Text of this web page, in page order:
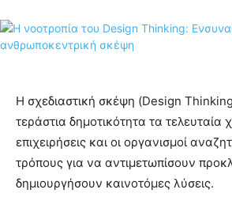
Η σχεδιαστική σκέψη (Design
τεράστια δημοτικότητα τα τελευταία
επιχειρήσεις και οι οργανισμοί
τρόπους για να αντιμετωπίσουν
δημιουργήσουν καινοτόμες λύσεις.